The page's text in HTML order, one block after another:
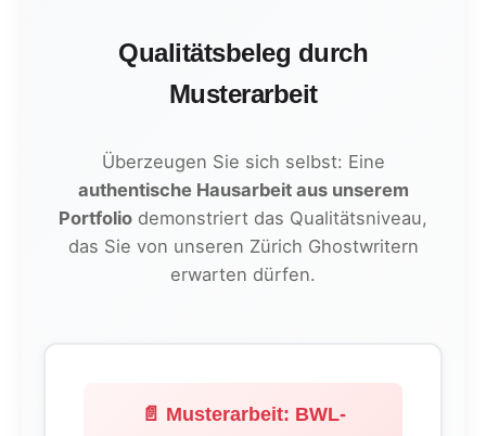
Qualitätsbeleg durch
Musterarbeit
Überzeugen Sie sich selbst: Eine
authentische Hausarbeit aus unserem
Portfolio demonstriert das Qualitätsniveau,
das Sie von unseren Zürich Ghostwritern
erwarten dürfen.
📄 Musterarbeit: BWL-